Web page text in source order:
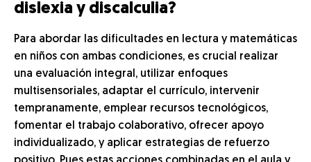
dislexia y discalculia?
Para abordar las dificultades en lectura y matemáticas
en niños con ambas condiciones, es crucial realizar
una evaluación integral, utilizar enfoques
multisensoriales, adaptar el currículo, intervenir
tempranamente, emplear recursos tecnológicos,
fomentar el trabajo colaborativo, ofrecer apoyo
individualizado, y aplicar estrategias de refuerzo